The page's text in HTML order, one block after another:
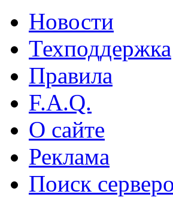
Новости
Техподдержка
Правила
F.A.Q.
О сайте
Реклама
Поиск